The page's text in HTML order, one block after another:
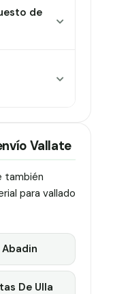
de
Vallate
también
para vallado
Abadin
De Ulla